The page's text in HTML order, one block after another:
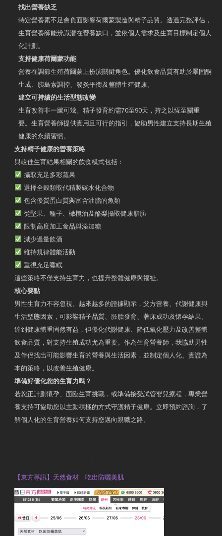
找出營養缺乏
特定營養素不足會負面影響荷爾蒙製造與精子品質。透過完整評估，
生育營養師能辨識潛在營養缺口，並依個人需求及生育目標制定個人
化計劃。
支持健康荷爾蒙功能
營養在調節生殖荷爾蒙上扮演關鍵角色。優化飲食品質有助於睪固酮
生成、胰島素調控、發炎平衡及整體生殖健康。
建立可持續的生活型態改變
生育改善非一蹴可幾。精子發育約需70至90天，持之以恆至關重
要。生育營養師提供實用且可行的指引，協助男性建立支持長期生殖
健康的永續習慣。
支持精子健康的營養策略
與較佳生育結果相關的飲食模式包括：
攝取充足多彩蔬果
選擇全穀類取代精製碳水化合物
包含優質蛋白質與富含油脂的魚類
從堅果、種子、橄欖油及酪梨攝取健康脂肪
限制高度加工食品與添加糖
減少過量飲酒
維持規律體能活動
重視充足睡眠
這些策略不僅支持生育力，也提升整體健康與福祉。
核心要點
男性生育力不容忽視。越來越多的證據顯示，父方營養、代謝健康與
生活型態因素，可影響精子品質、胚胎發育、著床成功及懷孕結果。
達到健康體重固然有益，但優化代謝健康、降低氧化壓力及改善整體
飲食品質，對支持生殖成功尤為重要。作為生育營養師，我協助男性
及伴侶找出可能影響生育的營養與生活因素，並制定個人化、實證為
本的策略，以改善生殖健康。
準備好優化您的生育力嗎？
若您正計劃懷孕、面臨生育挑戰，或準備接受試管嬰兒療程，專業營
養支持可協助您以主動積極的方式守護精子健康。立即預約諮詢，了
解個人化的生育營養如何支持您邁向親職之路。
【東方專訊】天然食材 吃出防曬美肌